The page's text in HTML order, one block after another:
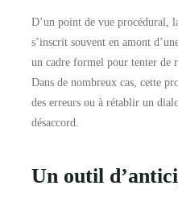
D’un point de vue procédural,
s’inscrit souvent en amont
un cadre formel pour tenter de
Dans de nombreux cas, cette
des erreurs ou à rétablir un
désaccord.
Un outil